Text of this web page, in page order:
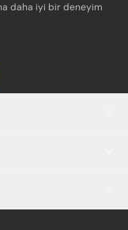
daha iyi bir deneyim